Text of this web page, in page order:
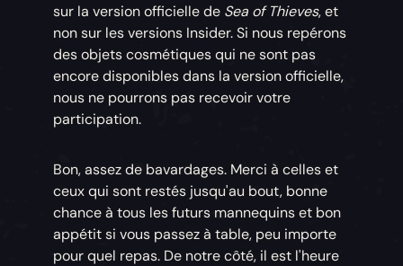
sur la version officielle de Sea of Thieves, et
non sur les versions Insider. Si nous repérons
des objets cosmétiques qui ne sont pas
encore disponibles dans la version officielle,
nous ne pourrons pas recevoir votre
participation.
Bon, assez de bavardages. Merci à celles et
ceux qui sont restés jusqu'au bout, bonne
chance à tous les futurs mannequins et bon
appétit si vous passez à table, peu importe
pour quel repas. De notre côté, il est l'heure